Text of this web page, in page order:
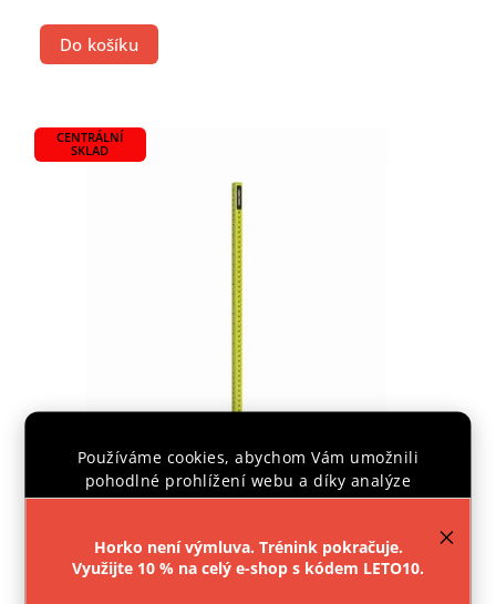
Používáme cookies, abychom Vám umožnili
pohodlné prohlížení webu a díky analýze
provozu webu neustále zlepšovali jeho funkce,
Nastavení
Horko není výmluva. Trénink pokračuje.
Využijte 10 % na celý e-shop s kódem LETO10.
Do košíku
CENTRÁLNÍ
SKLAD
Hlavní stojna MARBO SPORT MFT-R1.9 žlutá
3 599 Kč